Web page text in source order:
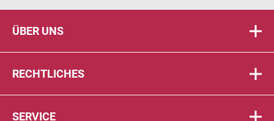
ÜBER UNS
RECHTLICHES
SERVICE